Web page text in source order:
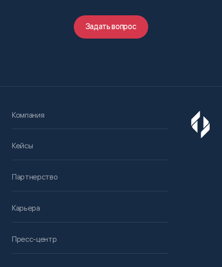
Задать вопрос
Компания
Кейсы
Партнерство
Карьера
Пресс-центр